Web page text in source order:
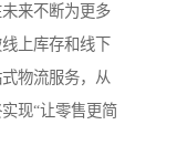
来不断为更多
上库存和线下
物流服务，从
现“让零售更简